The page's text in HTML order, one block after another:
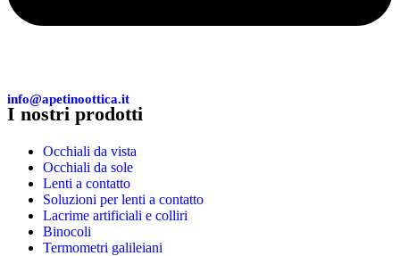
info@apetinoottica.it
I nostri prodotti
Occhiali da vista
Occhiali da sole
Lenti a contatto
Soluzioni per lenti a contatto
Lacrime artificiali e colliri
Binocoli
Termometri galileiani